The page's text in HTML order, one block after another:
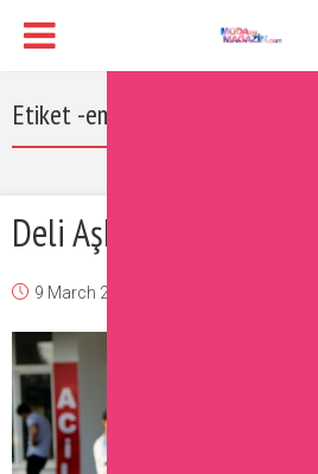
Etiket -emrah kaman filmleri
Deli Aşk Filmi Oyuncuları
9 March 2017